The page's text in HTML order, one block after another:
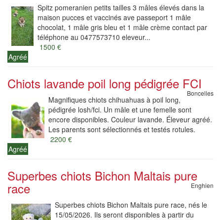
Spitz pomeranien petits tailles 3 mâles élevés dans la
maison pucces et vaccinés ave passeport 1 mâle
chocolat, 1 mâle gris bleu et 1 mâle crème contact par
téléphone au 0477573710 eleveur...
1500 €
Agréé
Chiots lavande poil long pédigrée FCI
Boncelles
Magnifiques chiots chihuahuas à poil long,
pédigrée losh/fci. Un mâle et une femelle sont
encore disponibles. Couleur lavande. Éleveur agréé.
Les parents sont sélectionnés et testés rotules.
2200 €
Agréé
Superbes chiots Bichon Maltais pure
race Enghien
Superbes chiots Bichon Maltais pure race, nés le
15/05/2026. Ils seront disponibles à partir du